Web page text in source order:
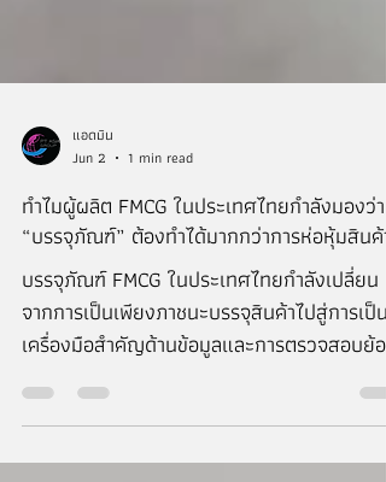
แอดมิน
ทำไมผู้ผลิต FMCG ในประเทศไทยกำลังมองว่า
“บรรจุภัณฑ์” ต้องทำได้มากกว่าการห่อหุ้มสินค้า
บรรจุภัณฑ์ FMCG ในประเทศไทยกำลังเปลี่ยน
จากการเป็นเพียงภาชนะบรรจุสินค้าไปสู่การเป็น
กลับ (Traceability) ด้วยเทคโนโลยี QR Code
และ GS1 Digital Link ผู้ผลิตสามารถเชื่อมโยง
ข้อมูลผลิตภัณฑ์ วันผลิต วันหมดอายุ แหล่งที่มา